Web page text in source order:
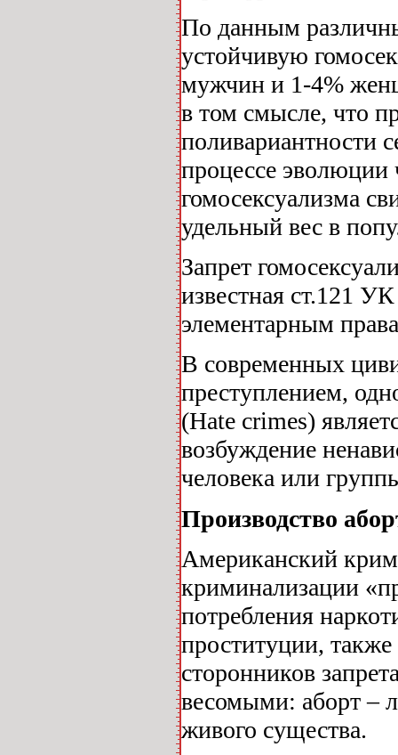
По данным
устойчивую
мужчин и 1-4%
в том смысле, что
поливариантности
процессе эволюции
гомосексуализма
удельный вес в
Запрет
известная ст.121
элементарным
В современных
преступлением,
(Hate crimes)
возбуждение
человека или
Производство
Американский
криминализации
потребления
проституции,
сторонников
весомыми: аборт –
живого существа.